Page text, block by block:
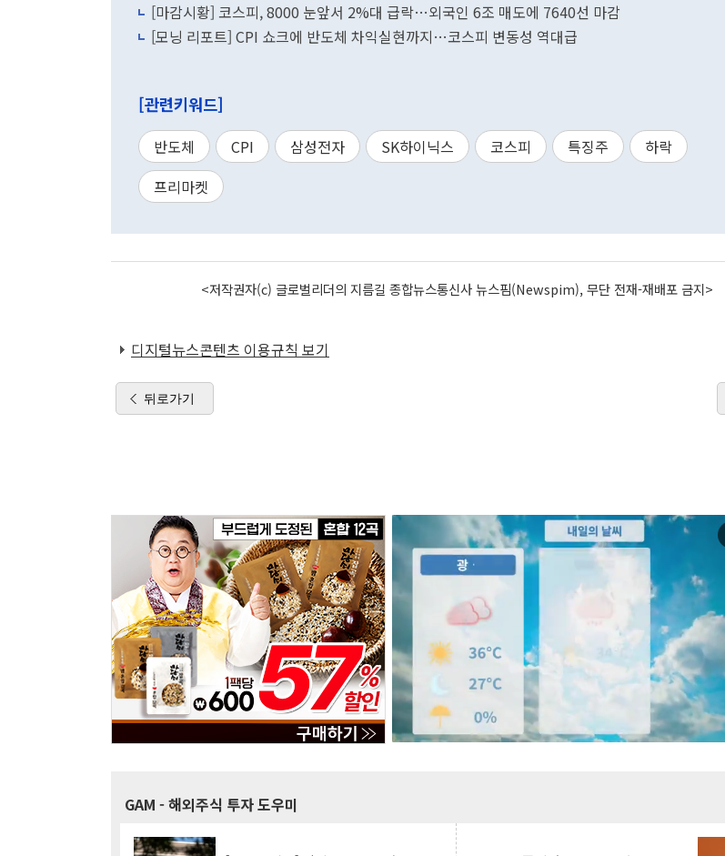
[마감시황] 코스피, 8000 눈앞서 2%대 급락…외국인 6조 매도에 7640선 마감
[모닝 리포트] CPI 쇼크에 반도체 차익실현까지…코스피 변동성 역대급
[관련키워드]
반도체 CPI 삼성전자 SK하이닉스 코스피 특징주
하락
프리마켓
<저작권자(c) 글로벌리더의 지름길 종합뉴스통신사 뉴스핌(Newspim), 무단 전재-재배포 금지>
디지털뉴스콘텐츠 이용규칙 보기
뒤로가기
GAM - 해외주식 투자 도우미